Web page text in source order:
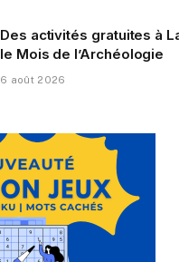
Des activités gratuites à
le Mois de l’Archéologie
6 août 2026